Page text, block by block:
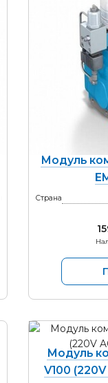
Модуль
Страна
Модуль
V100